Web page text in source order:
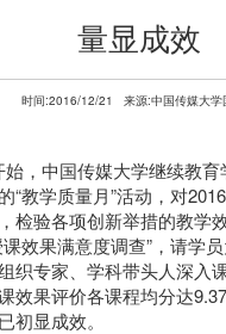
量显成效
时间:2016/12/21 来源:中国传媒大学
，中国传媒大学继续教育
“教学质量月”活动，对
检验各项创新举措的教学
课效果满意度调查”，请学
织专家、学科带头人深入
效果评价各课程均分达
初显成效。